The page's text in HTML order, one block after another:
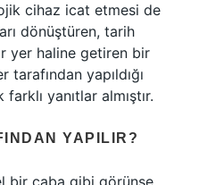
cihaz icat etmesi de
dönüştüren, tarih
yer haline getiren bir
yapıldığı
yanıtlar almıştır.
YAPILIR?
bir çaba gibi görünse